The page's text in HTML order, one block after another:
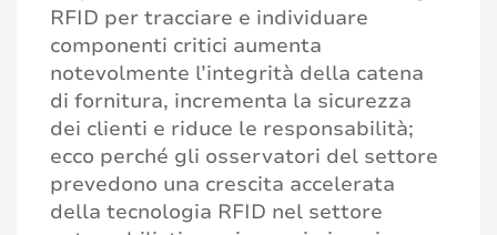
RFID per tracciare e individuare
componenti critici aumenta
notevolmente l’integrità della catena
di fornitura, incrementa la sicurezza
dei clienti e riduce le responsabilità;
ecco perché gli osservatori del settore
prevedono una crescita accelerata
della tecnologia RFID nel settore